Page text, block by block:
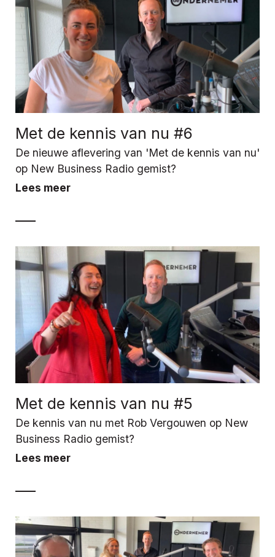
Met de kennis van nu #6
De nieuwe aflevering van 'Met de kennis van nu'
op New Business Radio gemist?
Lees meer
Met de kennis van nu #5
De kennis van nu met Rob Vergouwen op New
Business Radio gemist?
Lees meer